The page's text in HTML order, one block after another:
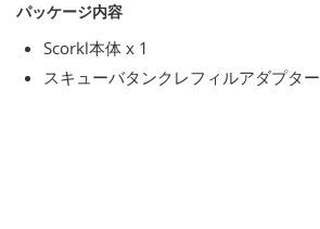
パッケージ内容
Scorkl本体 x 1
スキューバタンクレフィルアダプター